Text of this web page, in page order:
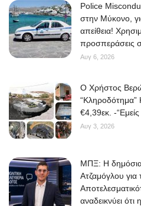
Police
στην Μύκονο,
απείθεια!
προσπεράσεις
Αυγ 6, 2026
O Χρήστος
“Κληροδότημα”
€4,39εκ. -
Αυγ 3, 2026
ΜΠΞ: Η δημόσια
Ατζαμόγλου για
αναδεικνύει ότι